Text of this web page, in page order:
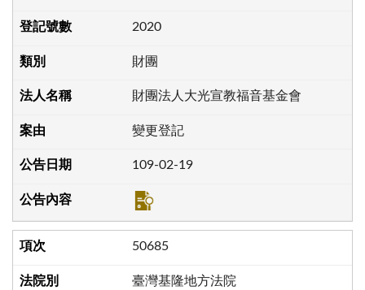
2020
財團
財團法人大光宣教福音基金會
變更登記
109-02-19
50685
臺灣基隆地方法院